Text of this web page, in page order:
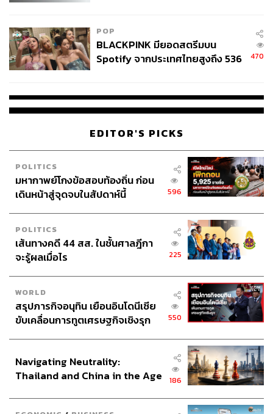
POP
BLACKPINK มียอดสตรีมบน
Spotify จากประเทศไทยสูงถึง 536
470
EDITOR'S PICKS
POLITICS
มหากาพย์โกงข้อสอบท้องถิ่น ก่อน
เดินหน้าสู่จุดจบในสัปดาห์นี้
596
POLITICS
เส้นทางคดี 44 สส. ในชั้นศาลฎีกา
จะรู้ผลเมื่อไร
225
WORLD
สรุปภารกิจอนุทิน เยือนอินโดนีเซีย
ขับเคลื่อนการทูตเศรษฐกิจเชิงรุก
550
Navigating Neutrality:
Thailand and China in the Age
186